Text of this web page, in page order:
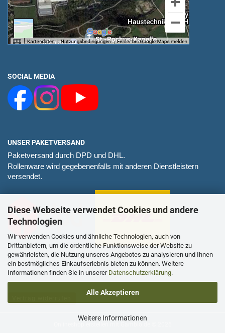
Diese Webseite verwendet Cookies und andere
Technologien
Wir verwenden Cookies und ähnliche Technologien, auch von
Drittanbietern, um die ordentliche Funktionsweise der Website zu
gewährleisten, die Nutzung unseres Angebotes zu analysieren und Ihnen
ein bestmögliches Einkaufserlebnis bieten zu können. Weitere
Informationen finden Sie in unserer Datenschutzerklärung.
Alle Akzeptieren
Weitere Informationen
SOCIAL MEDIA
UNSER PAKETVERSAND
Paketversand durch DPD und DHL.
Rollenware wird gegebenenfalls mit anderen Dienstleistern
versendet.